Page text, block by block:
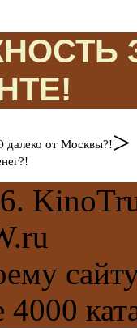
далеко от Москвы?!>
4000